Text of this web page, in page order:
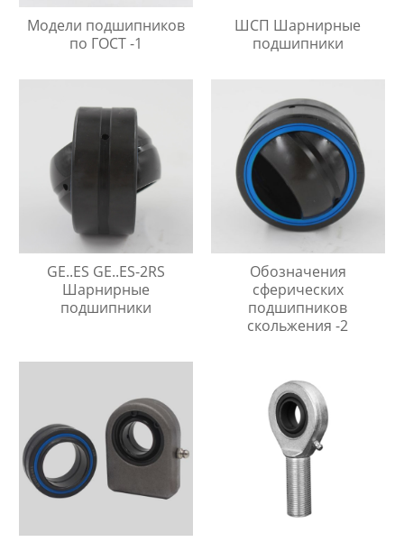
Модели подшипников
по ГОСТ -1
ШСП Шарнирные
подшипники
GE..ES GE..ES-2RS
Шарнирные
подшипники
Обозначения
сферических
подшипников
скольжения -2